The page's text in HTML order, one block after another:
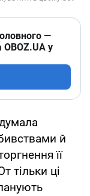
—
OBOZ.UA у
й
її
тільки ці